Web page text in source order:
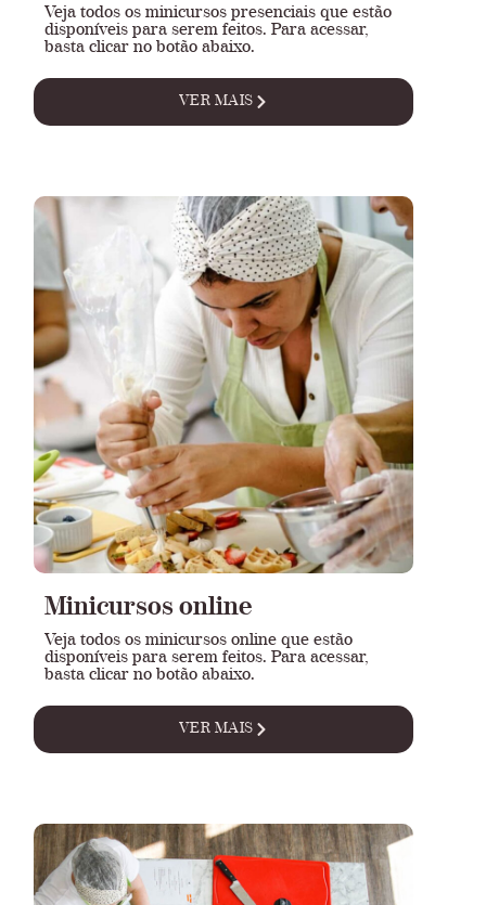
Veja todos os minicursos presenciais que estão
disponíveis para serem feitos. Para acessar,
basta clicar no botão abaixo.
VER MAIS
Minicursos online
Veja todos os minicursos online que estão
disponíveis para serem feitos. Para acessar,
basta clicar no botão abaixo.
VER MAIS